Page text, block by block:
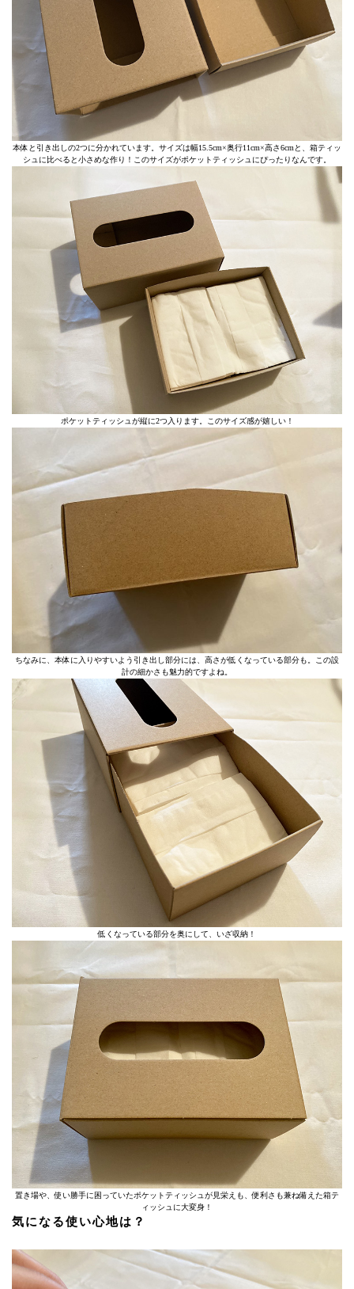
本体と引き出しの2つに分かれています。サイズは幅15.5cm×奥行11cm×高さ6cmと、箱ティッ
シュに比べると小さめな作り！このサイズがポケットティッシュにぴったりなんです。
ポケットティッシュが縦に2つ入ります。このサイズ感が嬉しい！
ちなみに、本体に入りやすいよう引き出し部分には、高さが低くなっている部分も。この設
計の細かさも魅力的ですよね。
低くなっている部分を奥にして、いざ収納！
置き場や、使い勝手に困っていたポケットティッシュが見栄えも、便利さも兼ね備えた箱テ
ィッシュに大変身！
気になる使い心地は？